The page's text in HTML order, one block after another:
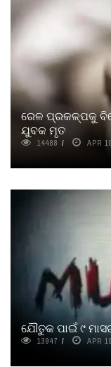
ରେଳ ପ୍ରକଳ୍ପକୁ
ଯୁବକ ମୃତ
14488 APR
ଯୌତୁକ ପାଇଁ ୯
13947 APR